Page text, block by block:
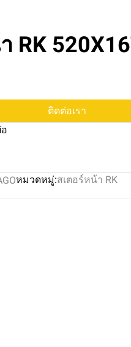
RK
ติดต่อเรา
หมวดหมู่:สเตอร์หน้า RK